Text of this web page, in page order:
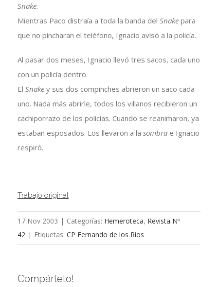
Snake.
Mientras Paco distraía a toda la banda del Snakepara
que no pincharan el teléfono, Ignacio avisó a la policía.
Al pasar dos meses, Ignacio llevó tres sacos, cada uno
con un policía dentro.
El Snakey sus dos compinches abrieron un saco cada
uno. Nada más abrirle, todos los villanos recibieron un
cachiporrazo de los policías. Cuando se reanimaron, ya
estaban esposados. Los llevaron a la sombrae Ignacio
respiró.
Trabajo original
17 Nov 2003 | Categorías: Hemeroteca, Revista Nº
42 | Etiquetas: CP Fernando de los Ríos
Compártelo!